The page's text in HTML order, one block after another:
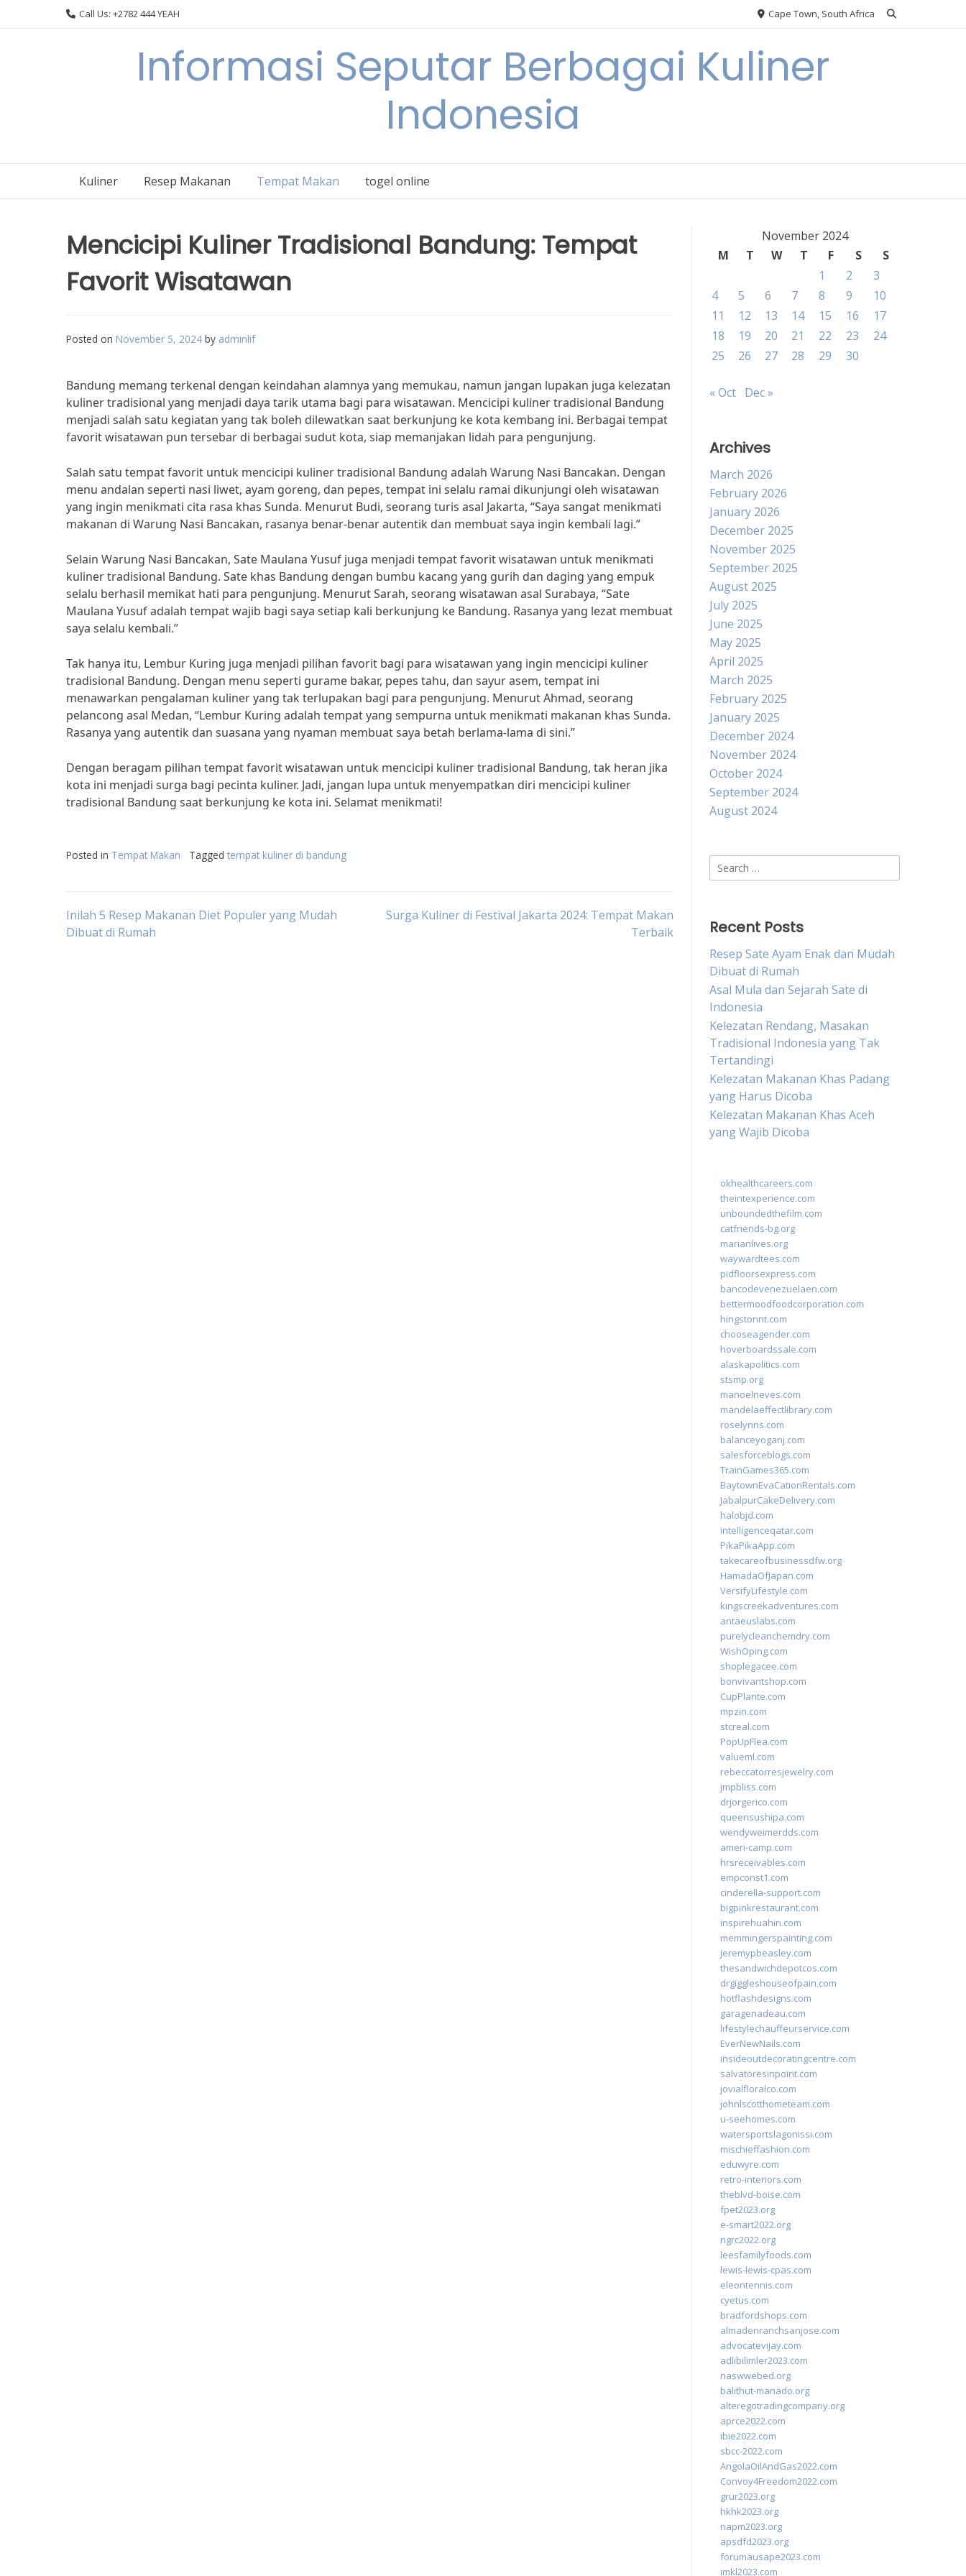
Call Us: +2782 444 YEAH Cape Town, South Africa
Informasi Seputar Berbagai Kuliner
Indonesia
Kuliner Resep Makanan Tempat Makan togel online
Mencicipi Kuliner Tradisional Bandung: Tempat
Favorit Wisatawan
Posted on November 5, 2024 by adminlif
Bandung memang terkenal dengan keindahan alamnya yang memukau, namun jangan lupakan juga kelezatan
kuliner tradisional yang menjadi daya tarik utama bagi para wisatawan. Mencicipi kuliner tradisional Bandung
menjadi salah satu kegiatan yang tak boleh dilewatkan saat berkunjung ke kota kembang ini. Berbagai tempat
favorit wisatawan pun tersebar di berbagai sudut kota, siap memanjakan lidah para pengunjung.
Salah satu tempat favorit untuk mencicipi kuliner tradisional Bandung adalah Warung Nasi Bancakan. Dengan
menu andalan seperti nasi liwet, ayam goreng, dan pepes, tempat ini selalu ramai dikunjungi oleh wisatawan
yang ingin menikmati cita rasa khas Sunda. Menurut Budi, seorang turis asal Jakarta, “Saya sangat menikmati
makanan di Warung Nasi Bancakan, rasanya benar-benar autentik dan membuat saya ingin kembali lagi.”
Selain Warung Nasi Bancakan, Sate Maulana Yusuf juga menjadi tempat favorit wisatawan untuk menikmati
kuliner tradisional Bandung. Sate khas Bandung dengan bumbu kacang yang gurih dan daging yang empuk
selalu berhasil memikat hati para pengunjung. Menurut Sarah, seorang wisatawan asal Surabaya, “Sate
Maulana Yusuf adalah tempat wajib bagi saya setiap kali berkunjung ke Bandung. Rasanya yang lezat membuat
saya selalu kembali.”
Tak hanya itu, Lembur Kuring juga menjadi pilihan favorit bagi para wisatawan yang ingin mencicipi kuliner
tradisional Bandung. Dengan menu seperti gurame bakar, pepes tahu, dan sayur asem, tempat ini
menawarkan pengalaman kuliner yang tak terlupakan bagi para pengunjung. Menurut Ahmad, seorang
pelancong asal Medan, “Lembur Kuring adalah tempat yang sempurna untuk menikmati makanan khas Sunda.
Rasanya yang autentik dan suasana yang nyaman membuat saya betah berlama-lama di sini.”
Dengan beragam pilihan tempat favorit wisatawan untuk mencicipi kuliner tradisional Bandung, tak heran jika
kota ini menjadi surga bagi pecinta kuliner. Jadi, jangan lupa untuk menyempatkan diri mencicipi kuliner
tradisional Bandung saat berkunjung ke kota ini. Selamat menikmati!
Posted in Tempat Makan Tagged tempat kuliner di bandung
Post
Inilah 5 Resep Makanan Diet Populer yang Mudah
Dibuat di Rumah
Surga Kuliner di Festival Jakarta 2024: Tempat Makan
Terbaik
November 2024
M
T W T F S
S
1
2
3
4
5 6 7 8 9
10
11
12 13 14 15 16
17
18
19 20 21 22 23
24
25
26 27 28 29 30
« Oct Dec »
Archives
March 2026
February 2026
January 2026
December 2025
November 2025
September 2025
August 2025
July 2025
June 2025
May 2025
April 2025
March 2025
February 2025
January 2025
December 2024
November 2024
October 2024
September 2024
August 2024
Search
for:
Recent Posts
Resep Sate Ayam Enak dan Mudah
Dibuat di Rumah
Asal Mula dan Sejarah Sate di
Indonesia
Kelezatan Rendang, Masakan
Tradisional Indonesia yang Tak
Tertandingi
Kelezatan Makanan Khas Padang
yang Harus Dicoba
Kelezatan Makanan Khas Aceh
yang Wajib Dicoba
okhealthcareers.com
theintexperience.com
unboundedthefilm.com
catfriends-bg.org
marianlives.org
waywardtees.com
pidfloorsexpress.com
bancodevenezuelaen.com
bettermoodfoodcorporation.com
hingstonnt.com
chooseagender.com
hoverboardssale.com
alaskapolitics.com
stsmp.org
manoelneves.com
mandelaeffectlibrary.com
roselynns.com
balanceyoganj.com
salesforceblogs.com
TrainGames365.com
BaytownEvaCationRentals.com
JabalpurCakeDelivery.com
halobjd.com
intelligenceqatar.com
PikaPikaApp.com
takecareofbusinessdfw.org
HamadaOfJapan.com
VersifyLifestyle.com
kingscreekadventures.com
antaeuslabs.com
purelycleanchemdry.com
WishOping.com
shoplegacee.com
bonvivantshop.com
CupPlante.com
mpzin.com
stcreal.com
PopUpFlea.com
valueml.com
rebeccatorresjewelry.com
jmpbliss.com
drjorgerico.com
queensushipa.com
wendyweimerdds.com
ameri-camp.com
hrsreceivables.com
empconst1.com
cinderella-support.com
bigpinkrestaurant.com
inspirehuahin.com
memmingerspainting.com
jeremypbeasley.com
thesandwichdepotcos.com
drgiggleshouseofpain.com
hotflashdesigns.com
garagenadeau.com
lifestylechauffeurservice.com
EverNewNails.com
insideoutdecoratingcentre.com
salvatoresinpoint.com
jovialfloralco.com
johnlscotthometeam.com
u-seehomes.com
watersportslagonissi.com
mischieffashion.com
eduwyre.com
retro-interiors.com
theblvd-boise.com
fpet2023.org
e-smart2022.org
ngrc2022.org
leesfamilyfoods.com
lewis-lewis-cpas.com
eleontennis.com
cyetus.com
bradfordshops.com
almadenranchsanjose.com
advocatevijay.com
adlibilimler2023.com
naswwebed.org
balithut-manado.org
alteregotradingcompany.org
aprce2022.com
ibie2022.com
sbcc-2022.com
AngolaOilAndGas2022.com
Convoy4Freedom2022.com
grur2023.org
hkhk2023.org
napm2023.org
apsdfd2023.org
forumausape2023.com
imkl2023.com